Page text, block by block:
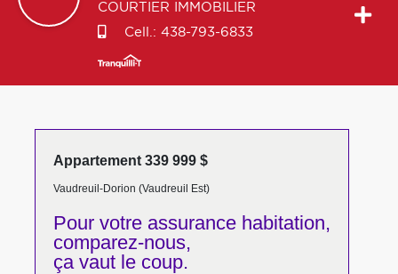
COURTIER IMMOBILIER
Cell.: 438-793-6833
Appartement 339 999 $
Vaudreuil-Dorion (Vaudreuil Est)
Pour votreassurance habitation,
comparez-nous,
ça vaut le coup.